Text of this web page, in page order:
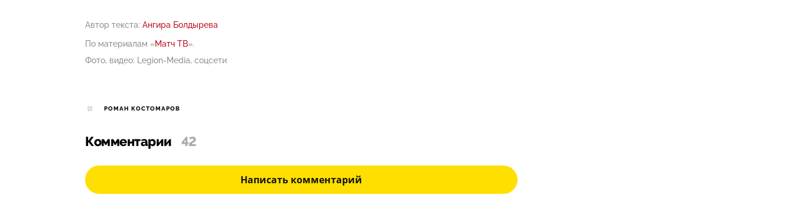
Автор текста: Ангира Болдырева
По материалам «Матч ТВ».
Фото, видео: Legion-Media, соцсети
РОМАН КОСТОМАРОВ
Комментарии 42
Написать комментарий